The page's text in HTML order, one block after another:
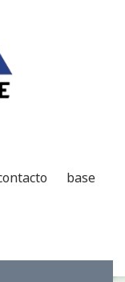
base